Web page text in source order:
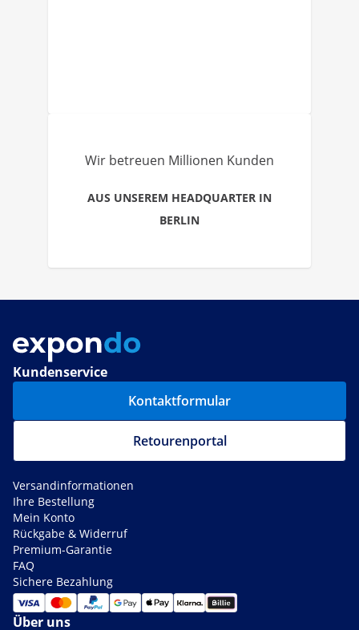
Wir betreuen Millionen Kunden
AUS UNSEREM HEADQUARTER IN
BERLIN
Kundenservice
Kontaktformular
Retourenportal
Versandinformationen
Ihre Bestellung
Mein Konto
Rückgabe & Widerruf
Premium-Garantie
FAQ
Sichere Bezahlung
Über uns